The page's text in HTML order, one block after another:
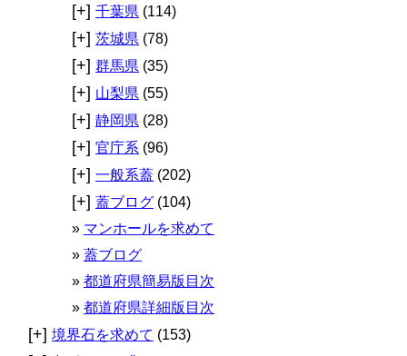
[+] 千葉県 (114)
[+] 茨城県 (78)
[+] 群馬県 (35)
[+] 山梨県 (55)
[+] 静岡県 (28)
[+] 官庁系 (96)
[+] 一般系蓋 (202)
[+] 蓋ブログ (104)
マンホールを求めて
蓋ブログ
都道府県簡易版目次
都道府県詳細版目次
[+] 境界石を求めて (153)